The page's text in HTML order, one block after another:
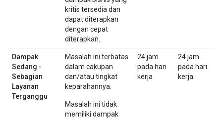
kritis tersedia dan
dapat diterapkan
dengan cepat
diterapkan.
Dampak
Sedang -
Sebagian
Layanan
Terganggu
Masalah ini terbatas
dalam cakupan
dan/atau tingkat
keparahannya.
Masalah ini tidak
memiliki dampak
24 jam
pada hari
kerja
24 jam
pada hari
kerja